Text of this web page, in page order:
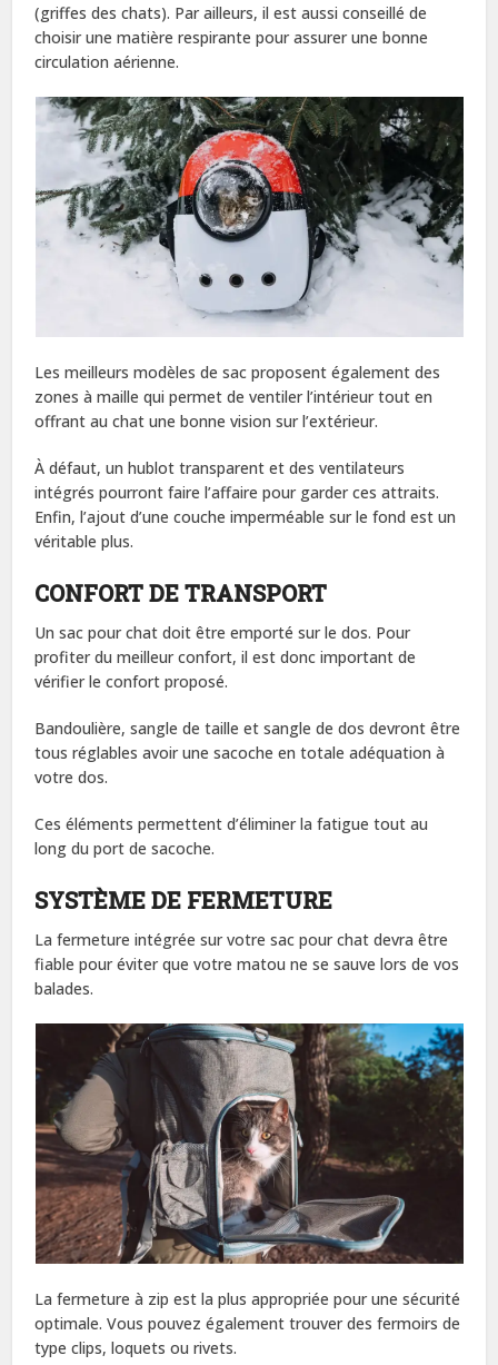
(griffes des chats). Par ailleurs, il est aussi conseillé de
choisir une matière respirante pour assurer une bonne
circulation aérienne.
Les meilleurs modèles de sac proposent également des
zones à maille qui permet de ventiler l’intérieur tout en
offrant au chat une bonne vision sur l’extérieur.
À défaut, un hublot transparent et des ventilateurs
intégrés pourront faire l’affaire pour garder ces attraits.
Enfin, l’ajout d’une couche imperméable sur le fond est un
véritable plus.
CONFORT DE TRANSPORT
Un sac pour chat doit être emporté sur le dos. Pour
profiter du meilleur confort, il est donc important de
vérifier le confort proposé.
Bandoulière, sangle de taille et sangle de dos devront être
tous réglables avoir une sacoche en totale adéquation à
votre dos.
Ces éléments permettent d’éliminer la fatigue tout au
long du port de sacoche.
SYSTÈME DE FERMETURE
La fermeture intégrée sur votre sac pour chat devra être
fiable pour éviter que votre matou ne se sauve lors de vos
balades.
La fermeture à zip est la plus appropriée pour une sécurité
optimale. Vous pouvez également trouver des fermoirs de
type clips, loquets ou rivets.